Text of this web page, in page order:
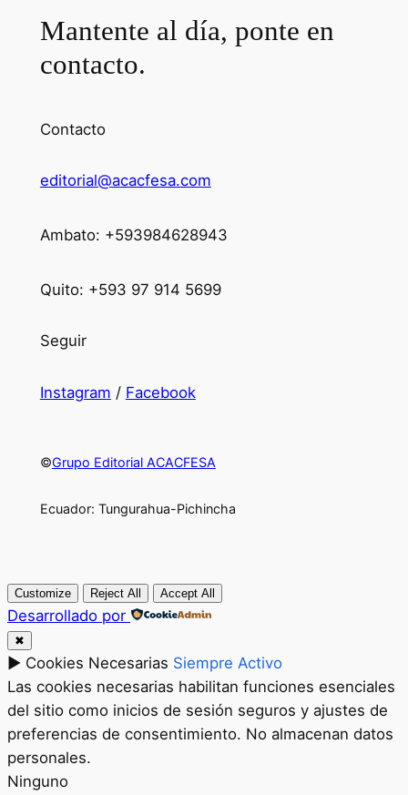
Mantente al día, ponte en
contacto.
Contacto
editorial@acacfesa.com
Ambato: +593984628943
Quito: +593 97 914 5699
Seguir
Instagram / Facebook
©Grupo Editorial ACACFESA
Ecuador: Tungurahua-Pichincha
Customize Reject All Accept All
Desarrollado por
✖
► Cookies Necesarias Siempre Activo
Las cookies necesarias habilitan funciones esenciales
del sitio como inicios de sesión seguros y ajustes de
preferencias de consentimiento. No almacenan datos
personales.
Ninguno